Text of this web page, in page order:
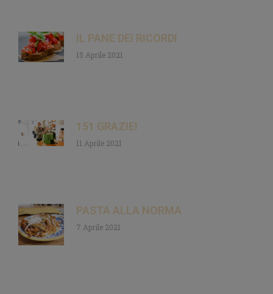
IL PANE DEI RICORDI
15 Aprile 2021
151 GRAZIE!
11 Aprile 2021
PASTA ALLA NORMA
7 Aprile 2021